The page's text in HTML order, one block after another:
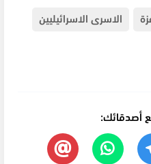
الاسرى الاسرائيليين
أصدقائك: